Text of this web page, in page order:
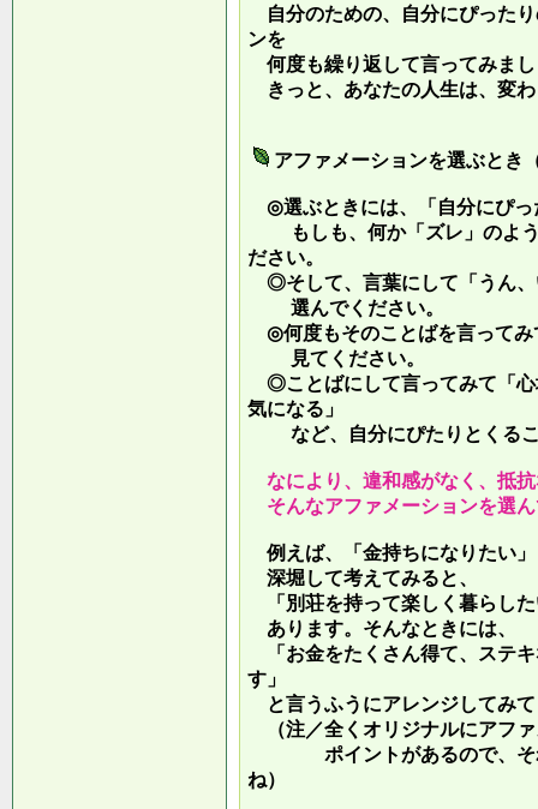
自分のための、自分にぴった
ンを
何度も繰り返して言ってみま
きっと、あなたの人生は、変
アファメーションを選ぶとき
◎選ぶときには、「自分にぴっ
もしも、何か「ズレ」のよう
ださい。
◎そして、言葉にして「うん、
選んでください。
◎何度もそのことばを言ってみ
見てください。
◎ことばにして言ってみて「心
気になる」
など、自分にぴたりとくるこ
なにより、違和感がなく、抵
そんなアファメーションを選
例えば、「金持ちになりたい
深堀して考えてみると、
「別荘を持って楽しく暮らし
あります。そんなときには、
「お金をたくさん得て、ステ
す」
と言うふうにアレンジしてみ
（注／全くオリジナルにアフ
ポイントがあるので、それ
ね）